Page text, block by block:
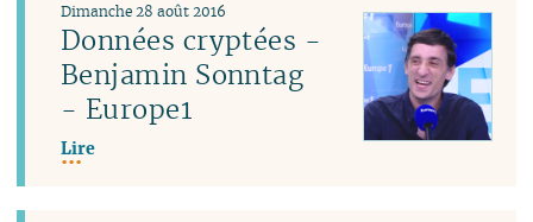
Données cryptées -
Benjamin Sonntag
- Europe1
Dimanche 28 août 2016
Lire